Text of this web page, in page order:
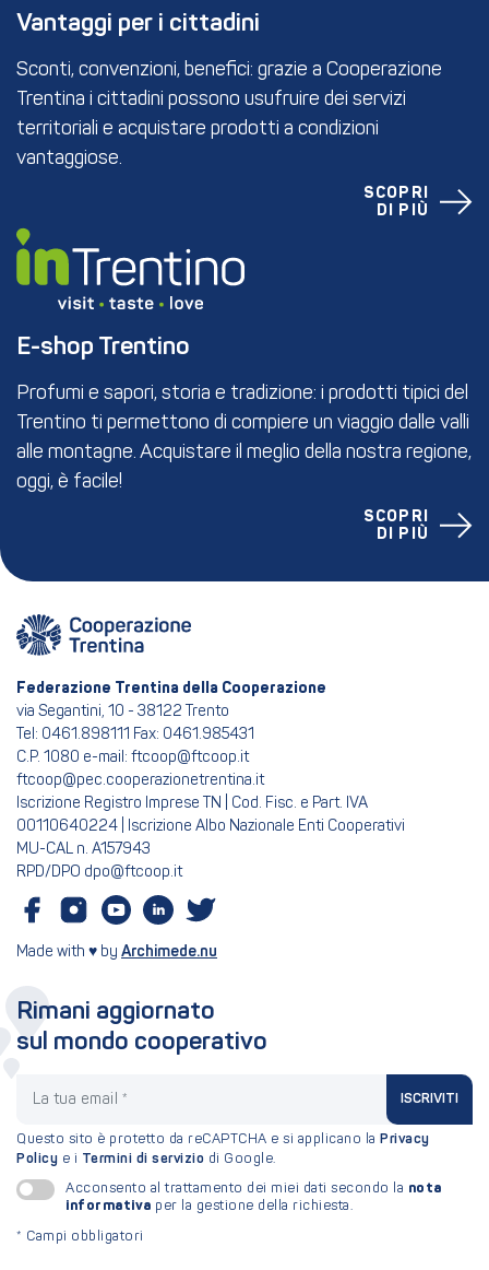
Vantaggi per i cittadini
Sconti, convenzioni, benefici: grazie a Cooperazione
Trentina i cittadini possono usufruire dei servizi
territoriali e acquistare prodotti a condizioni
vantaggiose.
SCOPRI
DI PIÙ
E-shop Trentino
Profumi e sapori, storia e tradizione: i prodotti tipici del
Trentino ti permettono di compiere un viaggio dalle valli
alle montagne. Acquistare il meglio della nostra regione,
oggi, è facile!
SCOPRI
DI PIÙ
Federazione Trentina della Cooperazione
via Segantini, 10 - 38122 Trento
Tel: 0461.898111 Fax: 0461.985431
C.P. 1080 e-mail: ftcoop@ftcoop.it
ftcoop@pec.cooperazionetrentina.it
Iscrizione Registro Imprese TN | Cod. Fisc. e Part. IVA
00110640224 | Iscrizione Albo Nazionale Enti Cooperativi
MU-CAL n. A157943
RPD/DPO dpo@ftcoop.it
Made with ♥ by Archimede.nu
Rimani aggiornato
sul mondo cooperativo
ISCRIVITI
Questo sito è protetto da reCAPTCHA e si applicano la Privacy
Policy e i Termini di servizio di Google.
Acconsento al trattamento dei miei dati secondo la nota
informativa per la gestione della richiesta.
* Campi obbligatori